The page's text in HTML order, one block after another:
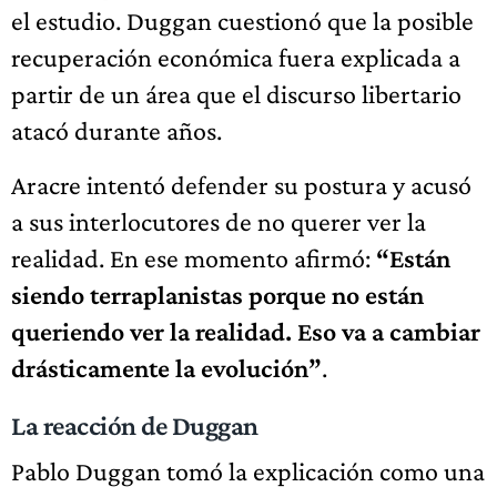
el estudio. Duggan cuestionó que la posible
recuperación económica fuera explicada a
partir de un área que el discurso libertario
atacó durante años.
Aracre intentó defender su postura y acusó
a sus interlocutores de no querer ver la
realidad. En ese momento afirmó: “Están
siendo terraplanistas porque no están
queriendo ver la realidad. Eso va a cambiar
drásticamente la evolución”.
La reacción de Duggan
Pablo Duggan tomó la explicación como una